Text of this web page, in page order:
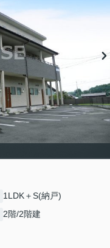
1LDK＋S(納戸)
2階/2階建